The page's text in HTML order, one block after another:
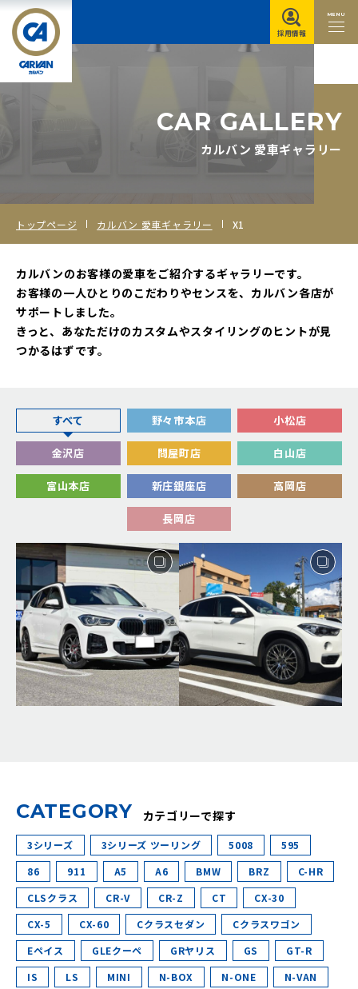
MENU
採用情報
CAR GALLERY
カルバン 愛車ギャラリー
トップページ カルバン 愛車ギャラリー X1
カルバンのお客様の愛車をご紹介するギャラリーです。
お客様の一人ひとりのこだわりやセンスを、カルバン各店が
サポートしました。
きっと、あなただけのカスタムやスタイリングのヒントが見
つかるはずです。
すべて 野々市本店 小松店
金沢店 問屋町店 白山店
富山本店 新庄銀座店 高岡店
長岡店
CATEGORY カテゴリーで探す
3シリーズ 3シリーズ ツーリング 5008
595
86
911 A5 A6 BMW BRZ
C-HR
CLSクラス
CR-V CR-Z CT
CX-30
CX-5
CX-60 Cクラスセダン
Cクラスワゴン
Eペイス
GLEクーペ GRヤリス GS
GT-R
IS
LS MINI N-BOX N-ONE
N-VAN